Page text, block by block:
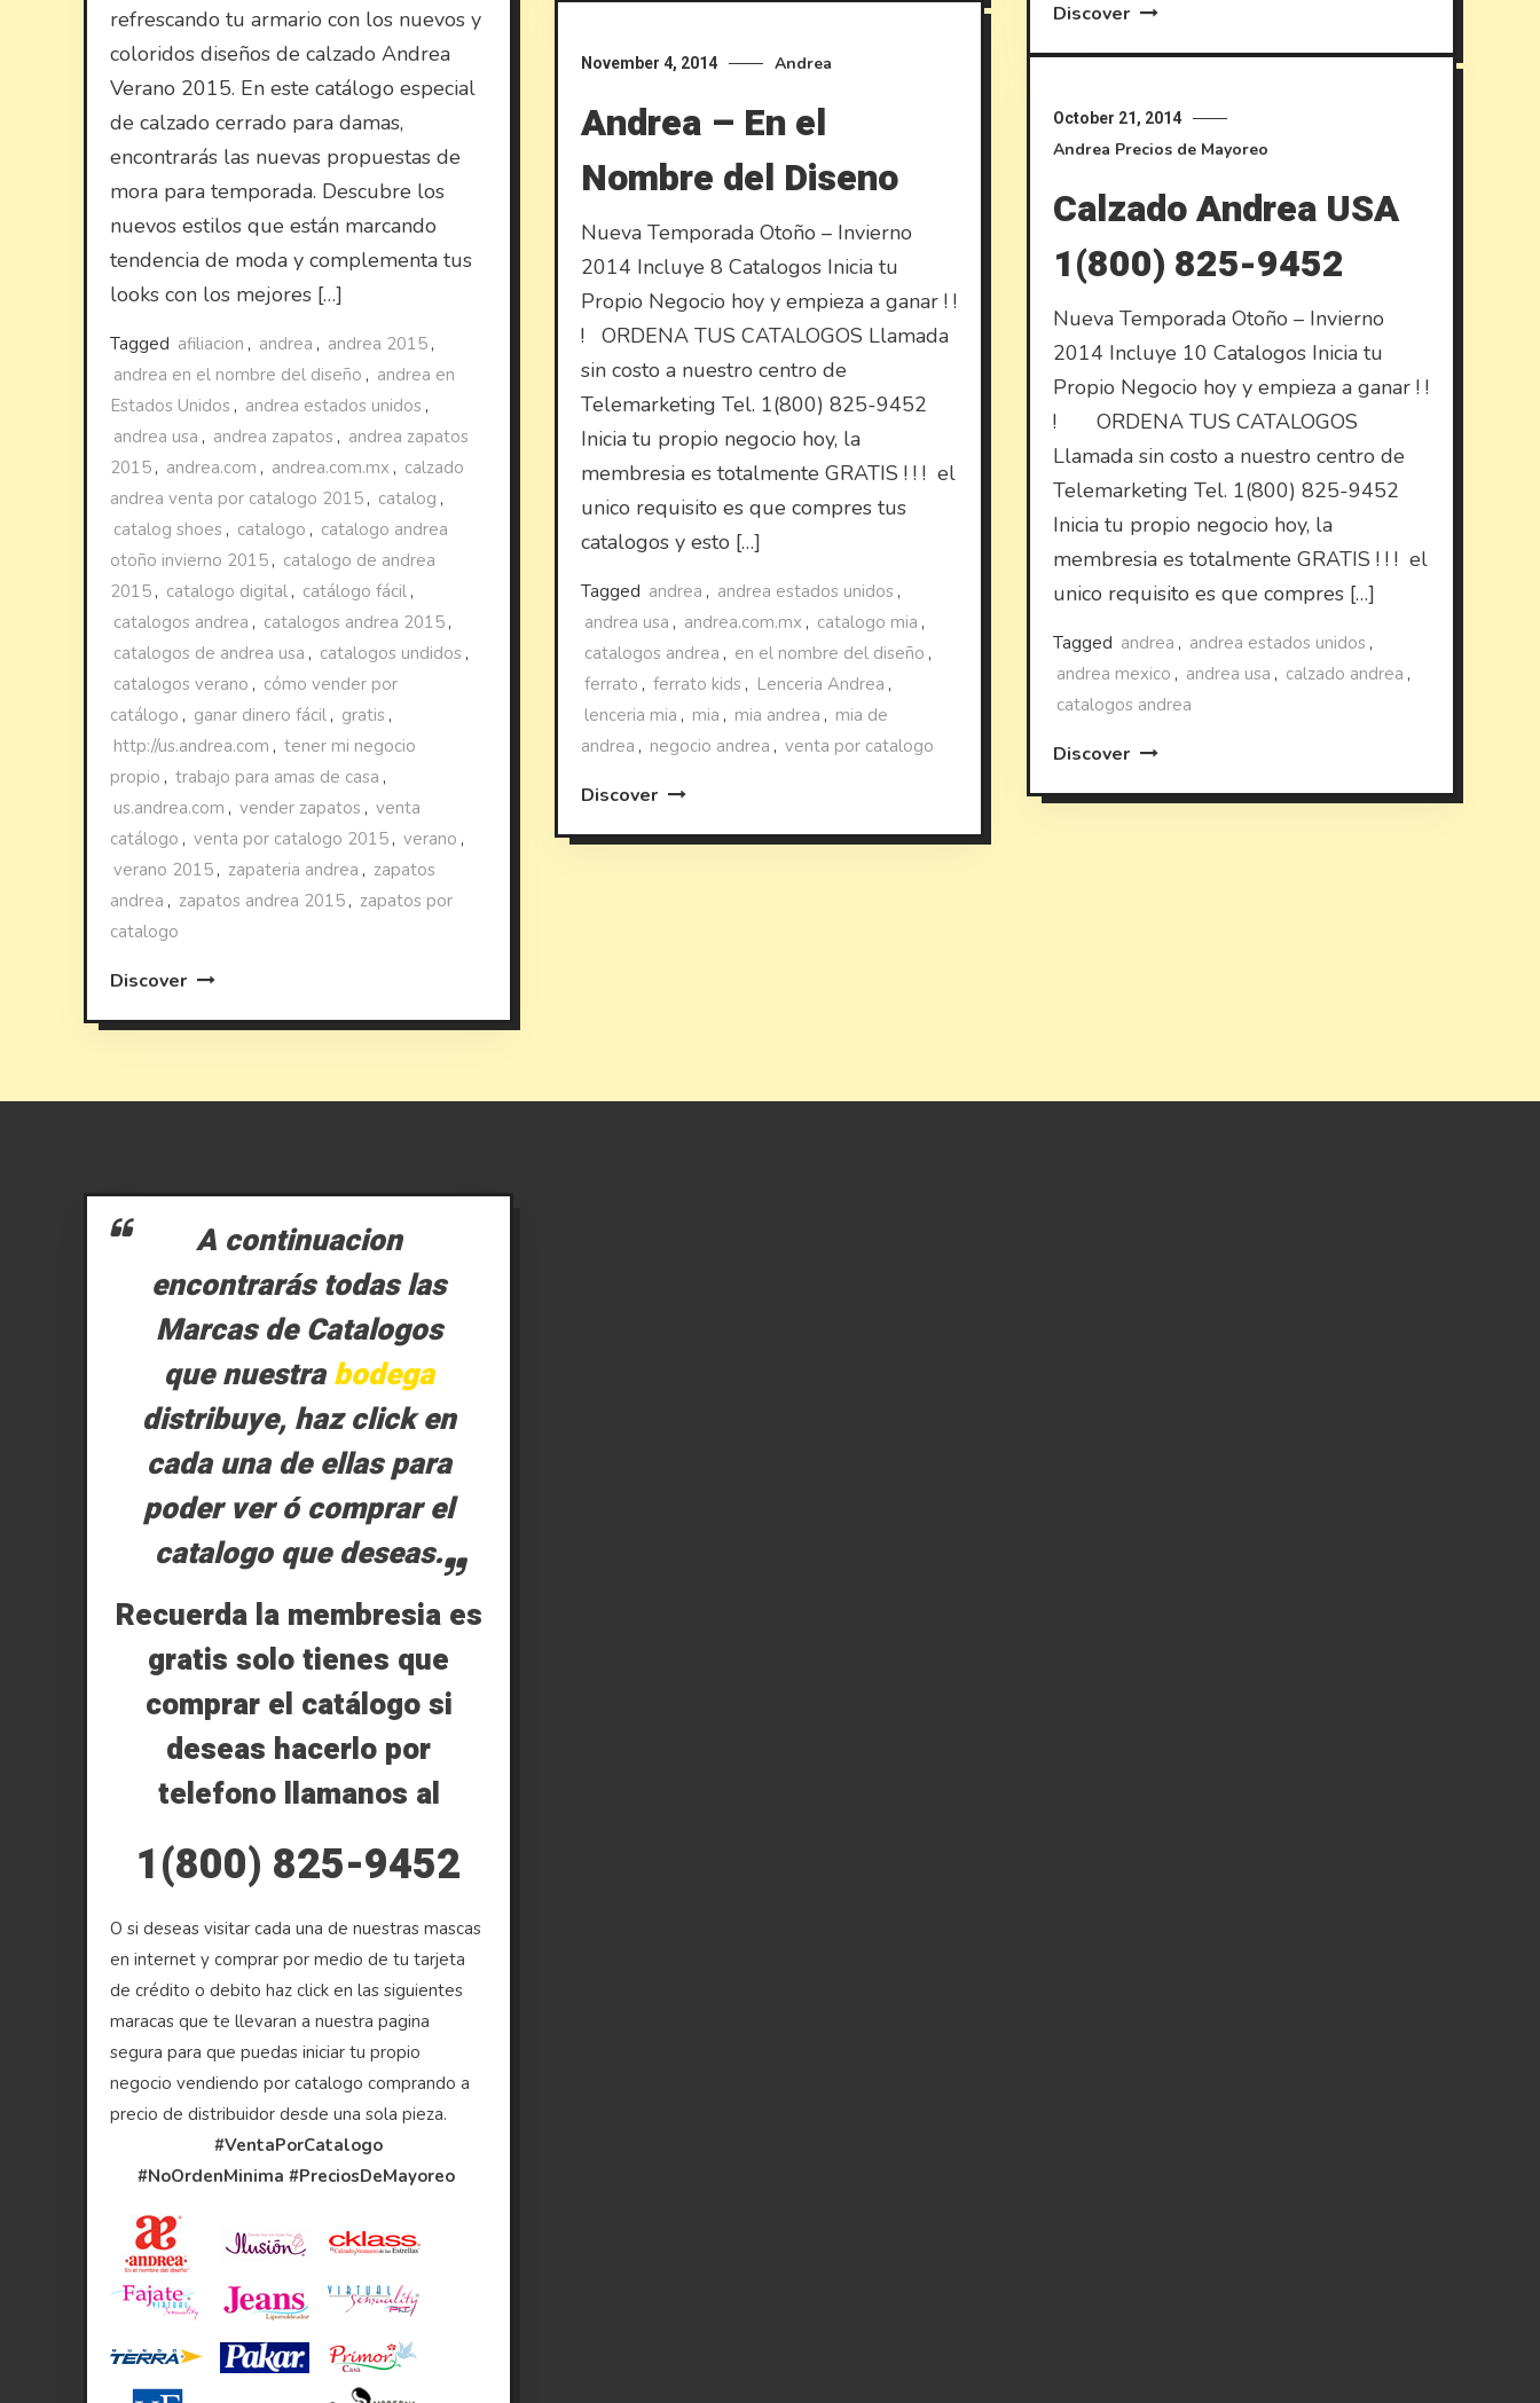
Discover
refrescando tu armario con los nuevos y
coloridos diseños de calzado Andrea
Verano 2015. En este catálogo especial
de calzado cerrado para damas,
encontrarás las nuevas propuestas de
mora para temporada. Descubre los
nuevos estilos que están marcando
tendencia de moda y complementa tus
looks con los mejores […]
Tagged afiliacion , andrea , andrea 2015 ,
andrea en el nombre del diseño , andrea en
Estados Unidos , andrea estados unidos ,
andrea usa , andrea zapatos , andrea zapatos
2015 , andrea.com , andrea.com.mx , calzado
andrea venta por catalogo 2015 , catalog ,
catalog shoes , catalogo , catalogo andrea
otoño invierno 2015 , catalogo de andrea
2015 , catalogo digital , catálogo fácil ,
catalogos andrea , catalogos andrea 2015 ,
catalogos de andrea usa , catalogos undidos ,
catalogos verano , cómo vender por
catálogo , ganar dinero fácil , gratis ,
http://us.andrea.com , tener mi negocio
propio , trabajo para amas de casa ,
us.andrea.com , vender zapatos , venta
catálogo , venta por catalogo 2015 , verano ,
verano 2015 , zapateria andrea , zapatos
andrea , zapatos andrea 2015 , zapatos por
catalogo
Discover
November 4, 2014 Andrea
Andrea – En el
Nombre del Diseno
Nueva Temporada Otoño – Invierno
2014 Incluye 8 Catalogos Inicia tu
Propio Negocio hoy y empieza a ganar ! !
! ORDENA TUS CATALOGOS Llamada
sin costo a nuestro centro de
Telemarketing Tel. 1(800) 825-9452
Inicia tu propio negocio hoy, la
membresia es totalmente GRATIS ! ! ! el
unico requisito es que compres tus
catalogos y esto […]
Tagged andrea , andrea estados unidos ,
andrea usa , andrea.com.mx , catalogo mia ,
catalogos andrea , en el nombre del diseño ,
ferrato , ferrato kids , Lenceria Andrea ,
lenceria mia , mia , mia andrea , mia de
andrea , negocio andrea , venta por catalogo
Discover
October 21, 2014
Andrea Precios de Mayoreo
Calzado Andrea USA
1(800) 825-9452
Nueva Temporada Otoño – Invierno
2014 Incluye 10 Catalogos Inicia tu
Propio Negocio hoy y empieza a ganar ! !
! ORDENA TUS CATALOGOS
Llamada sin costo a nuestro centro de
Telemarketing Tel. 1(800) 825-9452
Inicia tu propio negocio hoy, la
membresia es totalmente GRATIS ! ! ! el
unico requisito es que compres […]
Tagged andrea , andrea estados unidos ,
andrea mexico , andrea usa , calzado andrea ,
catalogos andrea
Discover
A continuacion
encontrarás todas las
Marcas de Catalogos
que nuestrabodega
distribuye, haz click en
cada una de ellas para
poder ver ó comprar el
catalogo que deseas.
Recuerda la membresia es
gratis solo tienes que
comprar el catálogo si
deseas hacerlo por
telefono llamanos al
1(800) 825-9452
O si deseas visitar cada una de nuestras mascas
en internet y comprar por medio de tu tarjeta
de crédito o debito haz click en las siguientes
maracas que te llevaran a nuestra pagina
segura para que puedas iniciar tu propio
negocio vendiendo por catalogo comprando a
precio de distribuidor desde una sola pieza.
#VentaPorCatalogo
#NoOrdenMinima#PreciosDeMayoreo